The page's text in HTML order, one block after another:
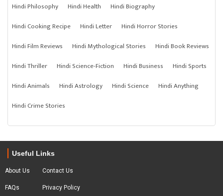
Hindi Philosophy
Hindi Health
Hindi Biography
Hindi Cooking Recipe
Hindi Letter
Hindi Horror Stories
Hindi Film Reviews
Hindi Mythological Stories
Hindi Book Reviews
Hindi Thriller
Hindi Science-Fiction Hindi Business
Hindi Sports
Hindi Animals
Hindi Astrology Hindi Science
Hindi Anything
Hindi Crime Stories
Useful Links
About Us
FAQs
Contact Us
Privacy Policy